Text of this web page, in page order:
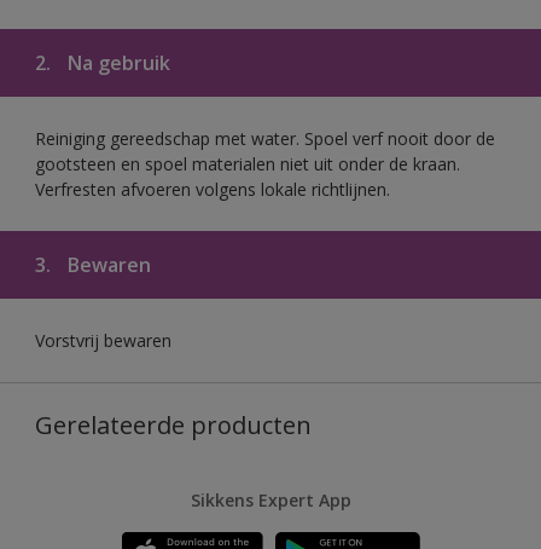
2. Na gebruik
Reiniging gereedschap met water. Spoel verf nooit door de
gootsteen en spoel materialen niet uit onder de kraan.
Verfresten afvoeren volgens lokale richtlijnen.
3. Bewaren
Vorstvrij bewaren
Gerelateerde producten
Sikkens Expert App